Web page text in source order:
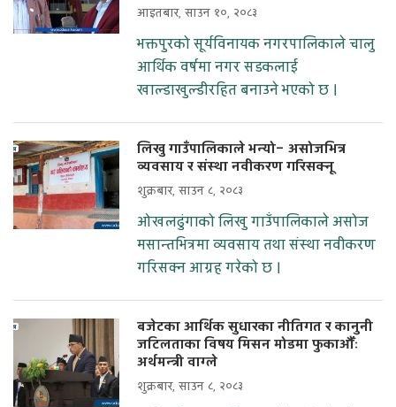
आइतबार, साउन १०, २०८३
भक्तपुरको सूर्यविनायक नगरपालिकाले चालु
आर्थिक वर्षमा नगर सडकलाई
खाल्डाखुल्डीरहित बनाउने भएको छ ।
लिखु गाउँपालिकाले भन्यो– असोजभित्र
व्यवसाय र संस्था नवीकरण गरिसक्नू
शुक्रबार, साउन ८, २०८३
ओखलढुंगाको लिखु गाउँपालिकाले असोज
मसान्तभित्रमा व्यवसाय तथा संस्था नवीकरण
गरिसक्न आग्रह गरेको छ ।
बजेटका आर्थिक सुधारका नीतिगत र कानुनी
जटिलताका विषय मिसन मोडमा फुकाऔँः
अर्थमन्त्री वाग्ले
शुक्रबार, साउन ८, २०८३